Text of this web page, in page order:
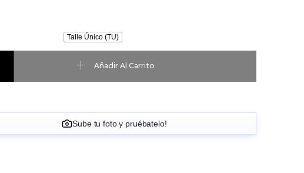
Talle Único (TU)
Añadir Al Carrito
Sube tu foto y pruébatelo!